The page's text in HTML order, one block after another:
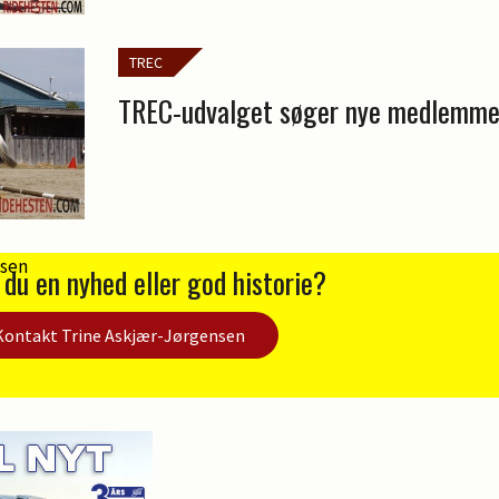
TREC
TREC-udvalget søger nye
en nyhed eller god historie?
Trine Askjær-Jørgensen